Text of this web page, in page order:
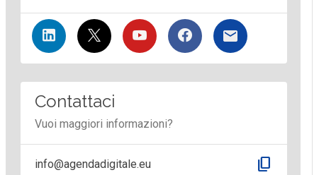
Contattaci
Vuoi maggiori informazioni?
info@agendadigitale.eu content_copy